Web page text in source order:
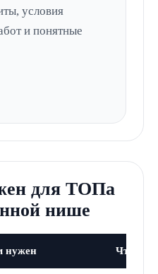
условия
и понятные
для ТОПа
нише
нужен Что